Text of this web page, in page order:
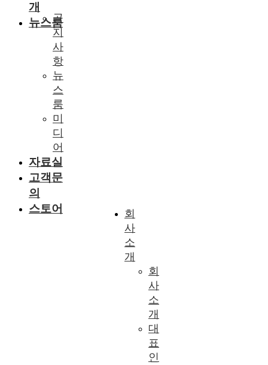
개
뉴스룸
공
지
사
항
뉴
스
룸
미
디
어
자료실
고객문
의
스토어
회
사
소
개
회
사
소
개
대
표
인